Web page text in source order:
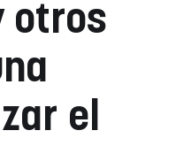
otros
el